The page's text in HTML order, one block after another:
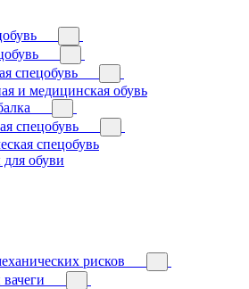
спецобувь
и медицинская обувь
спецобувь
спецобувь
обуви
рисков